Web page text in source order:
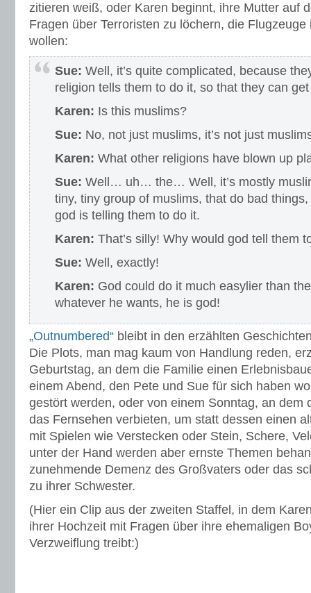
zitieren weiß, oder Karen beginnt, ihre Mutter auf
Fragen über Terroristen zu löchern, die
wollen:
Sue: Well, it’s quite complicated, because
religion tells them to do it, so that they can
Karen: Is this muslims?
Sue: No, not just muslims, it’s not just
Karen: What other religions have blown up
Sue: Well… uh… the… Well, it’s mostly
tiny, tiny group of muslims, that do bad
god is telling them to do it.
Karen: That’s silly! Why would god tell them
Sue: Well, exactly!
Karen: God could do it much easylier than
whatever he wants, he is god!
„Outnumbered“ bleibt in den erzählten
Die Plots, man mag kaum von Handlung reden,
Geburtstag, an dem die Familie einen
einem Abend, den Pete und Sue für sich haben
gestört werden, oder von einem Sonntag, an dem
das Fernsehen verbieten, um statt dessen einen
mit Spielen wie Verstecken oder Stein, Schere,
unter der Hand werden aber ernste Themen
zunehmende Demenz des Großvaters oder das
zu ihrer Schwester.
(Hier ein Clip aus der zweiten Staffel, in dem
ihrer Hochzeit mit Fragen über ihre ehemaligen
Verzweiflung treibt:)